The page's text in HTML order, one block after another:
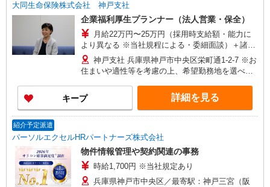
大同生命保険株式会社 神戸支社
企業福利厚生プランナー（法人営業・保全）
月給22万円〜25万円（採用時支給額・能力に
より異なる ※当社規程による・委細面談）＋諸手
当 ※研修受講手当：8500円
神戸支社 兵庫県神戸市中央区栄町通1-2-7 ※お
住まいや適性等を考慮の上、希望勤務地を選べま
ジよりご確認ください
キープ 詳細を見る
紹介予定派遣
パーソルエクセルHRパートナーズ株式会社
物件情報管理や契約関連の事務
時給1,700円 ※当社規定あり
兵庫県神戸市中央区／最寄駅：神戸三宮（阪